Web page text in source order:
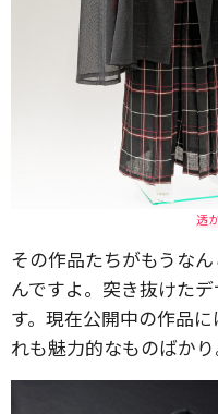
透
その作品たちがもうな
んですよ。突き抜けた
す。現在公開中の作品
れも魅力的なものばかり